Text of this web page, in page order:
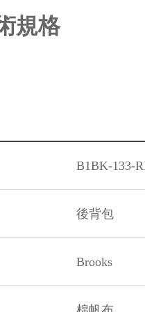
規格
B1BK-133-
後背包
Brooks